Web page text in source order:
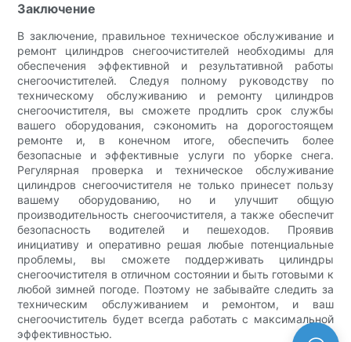
Заключение
В заключение, правильное техническое обслуживание и
ремонт цилиндров снегоочистителей необходимы для
обеспечения эффективной и результативной работы
снегоочистителей. Следуя полному руководству по
техническому обслуживанию и ремонту цилиндров
снегоочистителя, вы сможете продлить срок службы
вашего оборудования, сэкономить на дорогостоящем
ремонте и, в конечном итоге, обеспечить более
безопасные и эффективные услуги по уборке снега.
Регулярная проверка и техническое обслуживание
цилиндров снегоочистителя не только принесет пользу
вашему оборудованию, но и улучшит общую
производительность снегоочистителя, а также обеспечит
безопасность водителей и пешеходов. Проявив
инициативу и оперативно решая любые потенциальные
проблемы, вы сможете поддерживать цилиндры
снегоочистителя в отличном состоянии и быть готовыми к
любой зимней погоде. Поэтому не забывайте следить за
техническим обслуживанием и ремонтом, и ваш
снегоочиститель будет всегда работать с максимальной
эффективностью.